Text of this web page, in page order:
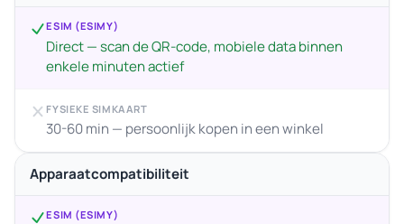
ESIM (ESIMY)
Direct — scan de QR-code, mobiele data binnen
enkele minuten actief
FYSIEKE SIMKAART
30-60 min — persoonlijk kopen in een winkel
Apparaatcompatibiliteit
ESIM (ESIMY)